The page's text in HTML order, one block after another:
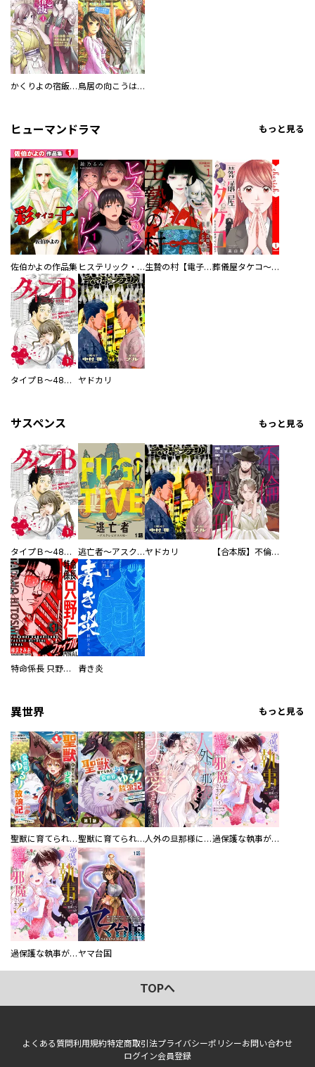
かくりよの宿飯 あやかしお宿に嫁入りします。 鳥居の向こうは、知らない世界でした。
ヒューマンドラマ もっと見る
佐伯かよの作品集 ヒステリック・ハーレム～搾られる男と堕ちる女～【電子単行本版】 生贄の村【電子単行本版】 葬儀屋タケコ～あなたの最期、叶えます【電子単行本版】
タイプＢ～48時間後、致死率100％～【単話】 ヤドカリ
サスペンス もっと見る
タイプＢ～48時間後、致死率100％～【単話】 逃亡者～アスクレピオスの杖～ヤドカリ 【合本版】不倫処刑
特命係長 只野仁ファイナル 愛蔵版 青き炎
異世界 もっと見る
聖獣に育てられた少年の異世界ゆるり放浪記～神様からもらったチート魔法で、仲間たちとスローライフを満喫中～ 聖獣に育てられた少年の異世界ゆるり放浪記～神様からもらったチート魔法で、仲間たちとスローライフを満喫中～【分冊版】 人外の旦那様に娶られ毎晩ナカまで愛される…。アンソロジー 過保護な執事が私の婚活を邪魔してきます！ 分冊版
過保護な執事が私の婚活を邪魔してきます！ ヤマ台国
TOPへ
よくある質問利用規約特定商取引法プライバシーポリシーお問い合わせ
ログイン会員登録